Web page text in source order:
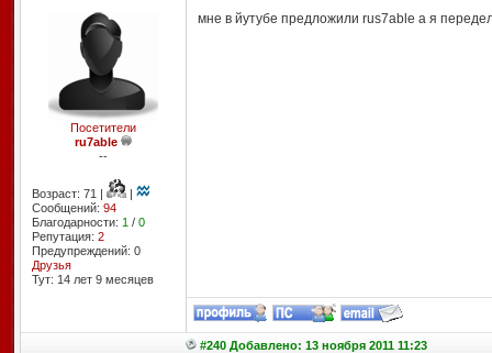
Посетители
ru7able
--
Возраст: 71 |
|
Сообщений: 94
Благодарности: 1 / 0
Репутация: 2
Предупреждений: 0
Друзья
Тут: 14 лет 9 месяцев
мне в йутубе предложили rus7able a я
#240 Добавлено: 13 ноября 2011 11:23